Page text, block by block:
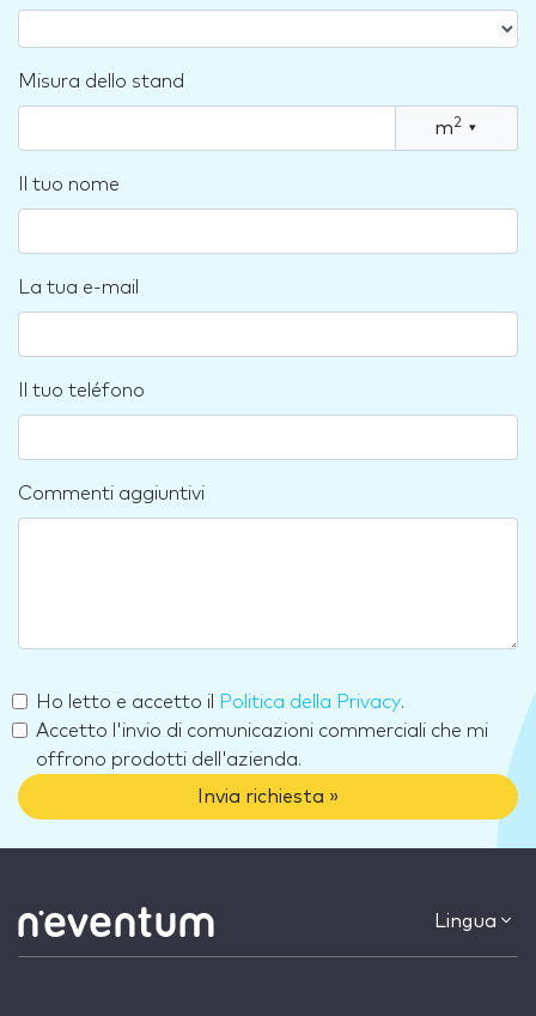
Misura dello stand
m2 ▾
Il tuo nome
La tua e-mail
Il tuo teléfono
Commenti aggiuntivi
Ho letto e accetto il Politica della Privacy.
Accetto l'invio di comunicazioni commerciali che mi
offrono prodotti dell'azienda.
Invia richiesta »
Lingua